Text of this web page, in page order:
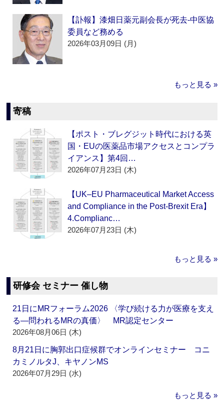
【訃報】漆畑日薬元副会長が死去‐中医協
委員など務める
2026年03月09日 (月)
もっと見る »
寄稿
【ポスト・ブレグジット時代における英
国・EUの医薬品市場アクセスとコンプラ
イアンス】第4回…
2026年07月23日 (木)
【UK–EU Pharmaceutical Market Access
and Compliance in the Post-Brexit Era】
4.Complianc…
2026年07月23日 (木)
もっと見る »
研修会 セミナー 催し物
21日にMRフォーラム2026 〈学び続ける力が医療を支え
る―問われるMRの真価〉 MR認定センター
2026年08月06日 (木)
8月21日に胸郭出口症候群でオンラインセミナー コニ
カミノルタJ、キヤノンMS
2026年07月29日 (水)
もっと見る »